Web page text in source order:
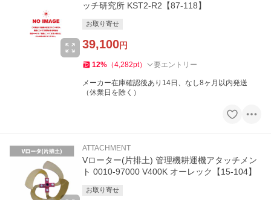
ッチ研究所 KST2-R2【87-118】
お取り寄せ
39,100円
12% （4,282pt） 要エントリー
メーカー在庫確認後あり14日、なし8ヶ月以内発送
（休業日を除く）
ATTACHMENT
Vローター(片排土) 管理機耕運機アタッチメン
ト 0010-97000 V400K オーレック【15-104】
お取り寄せ